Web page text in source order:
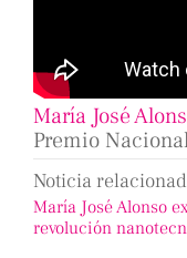
María José
Premio
Noticia
María José Alonso
revolución